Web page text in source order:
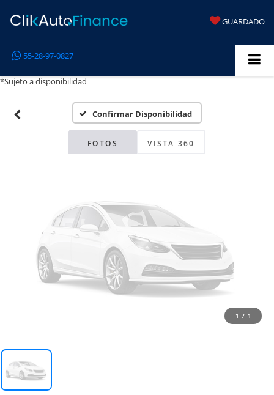
GUARDADO
55-28-97-0827
*Sujeto a disponibilidad
Confirmar Disponibilidad
FOTOS VISTA 360
Disponibles
Por favor, revise luego
1 / 1